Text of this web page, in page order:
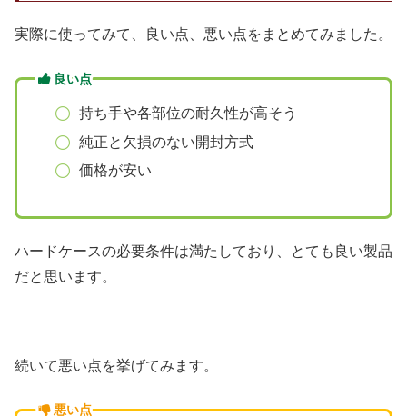
実際に使ってみて、良い点、悪い点をまとめてみました。
良い点
持ち手や各部位の耐久性が高そう
純正と欠損のない開封方式
価格が安い
ハードケースの必要条件は満たしており、とても良い製品
だと思います。
続いて悪い点を挙げてみます。
悪い点